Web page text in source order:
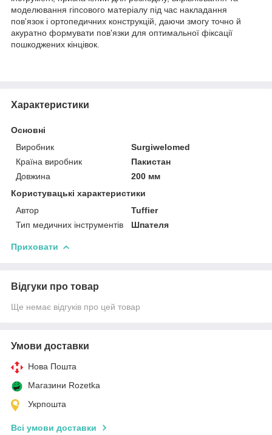
моделювання гіпсового матеріалу під час накладання
пов'язок і ортопедичних конструкцій, даючи змогу точно й
акуратно формувати пов'язки для оптимальної фіксації
пошкоджених кінцівок.
Характеристики
Основні
Виробник
Surgiwelomed
Країна виробник
Пакистан
Довжина
200 мм
Користувацькі характеристики
Автор
Tuffier
Тип медичних інструментів
Шпателя
Приховати
Відгуки про товар
Ще немає відгуків про цей товар
Умови доставки
Нова Пошта
Магазини Rozetka
Укрпошта
Всі умови доставки